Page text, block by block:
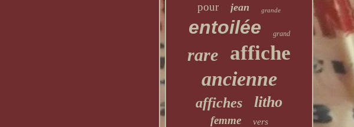
pour jean grande
entoilée grand
rare affiche
ancienne
affiches litho
femme
vers